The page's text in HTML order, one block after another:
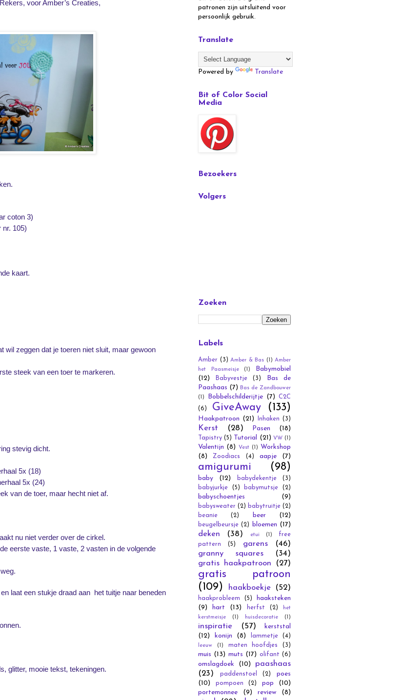
voor Amber’s Creaties,
coton 3)
nr. 105)
kaart.
wil zeggen dat je toeren niet sluit, maar gewoon
steek van een toer te markeren.
stevig dicht.
5x (18)
5x (24)
van de toer, maar hecht niet af.
nu niet verder over de cirkel.
eerste vaste, 1 vaste, 2 vasten in de volgende
laat een stukje draad aan het tuitje naar beneden
glitter, mooie tekst, tekeningen.
patronen zijn uitsluitend voor
persoonlijk gebruik.
Translate
Powered by Translate
Bit of Color Social
Media
Bezoekers
Volgers
Zoeken
Labels
Amber (3) Amber & Bas (1) Amber
het Paasmeisje
(1)
Babymobiel
(12)
Babyvestje (3)
Bas de
Paashaas (7)
Bas de Zandbouwer
(1)
Bobbelschilderijtje (7)
C2C
(6)
GiveAway (133)
Haakpatroon (21) Inhaken (3)
Kerst (28) Pasen (18)
Tapistry (5) Tutorial (21) VW (1)
Valentijn (8) Vest (1)
Workshop
(8)
Zoodiacs (4) aapje (7)
amigurumi (98)
baby (12) babydekentje
(3)
babyjurkje
(5) babymutsje (2)
babyschoentjes (9)
babysweater (2) babytruitje (2)
beanie
(2) beer (12)
beugelbeursje (2) bloemen (17)
deken (38) etui (1)
free
pattern
(5) garens
(46)
granny squares
(34)
gratis haakpatroon
(27)
gratis patroon
(109)
haakboekje (52)
haakprobleem (5)
haaksteken
(9)
hart (13) herfst (2)
het
kerstmeisje
(1) huisdecoratie (1)
inspiratie (57)
kerststal
(12)
konijn (8) lammetje (4)
leeuw (1) maten hoofdjes (3)
muis (13) muts (17) olifant (6)
omslagdoek (10)
paashaas
(23)
paddenstoel (2)
poes
(10)
pompoen (2) pop
(10)
portemonnee
(9) review (8)